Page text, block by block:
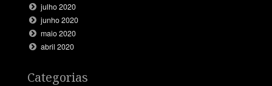
julho 2020
junho 2020
maio 2020
abril 2020
Categorias